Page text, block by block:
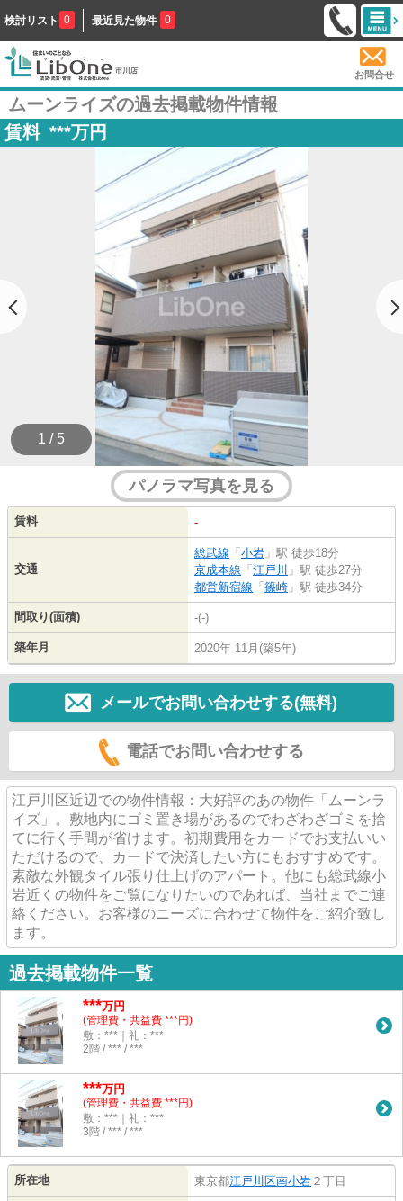
検討リスト 0 最近見た物件 0
お問合せ
ムーンライズの過去掲載物件情報
賃料 ***万円
1 / 5
パノラマ写真を見る
賃料 -
交通
総武線 「 小岩 」駅 徒歩18分
京成本線 「 江戸川 」駅 徒歩27分
都営新宿線 「 篠崎 」駅 徒歩34分
間取り(面積) -(-)
築年月 2020年 11月(築5年)
メールでお問い合わせする(無料)
電話でお問い合わせする
江戸川区近辺での物件情報：大好評のあの物件「ムーンラ
イズ」。敷地内にゴミ置き場があるのでわざわざゴミを捨
てに行く手間が省けます。初期費用をカードでお支払いい
ただけるので、カードで決済したい方にもおすすめです。
素敵な外観タイル張り仕上げのアパート。他にも総武線小
岩近くの物件をご覧になりたいのであれば、当社までご連
絡ください。お客様のニーズに合わせて物件をご紹介致し
ます。
過去掲載物件一覧
***万円
(管理費・共益費 ***円)
敷：***｜礼：***
2階 / *** / ***
***万円
(管理費・共益費 ***円)
敷：***｜礼：***
3階 / *** / ***
所在地 東京都江戸川区南小岩 ２丁目